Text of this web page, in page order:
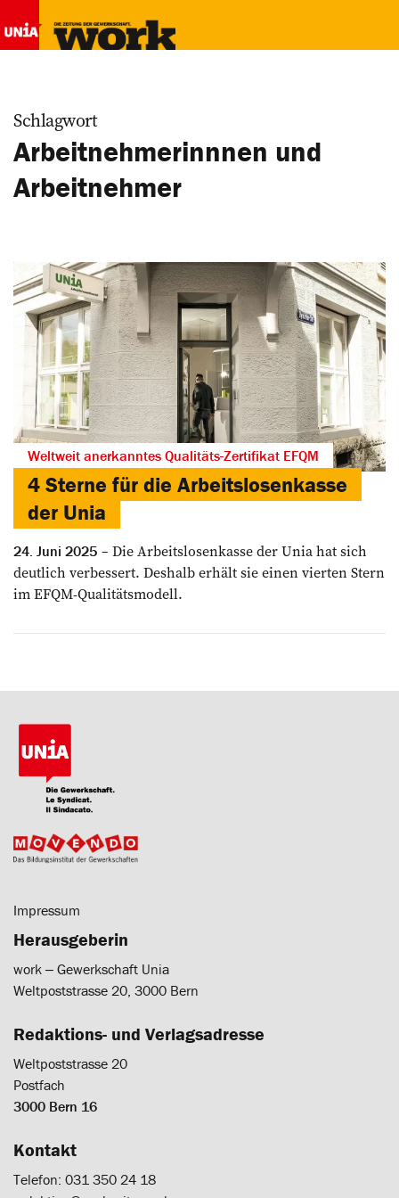
Schlagwort
Arbeitnehmerinnnen und
Arbeitnehmer
Weltweit anerkanntes Qualitäts-Zertifikat EFQM
4 Sterne für die Arbeitslosenkasse
der Unia
24. Juni 2025
Die Arbeitslosenkasse der Unia hat sich
deutlich verbessert. Deshalb erhält sie einen vierten Stern
im EFQM-Qualitätsmodell.
Impressum
Herausgeberin
work ‒ Gewerkschaft Unia
Weltpoststrasse 20, 3000 Bern
Redaktions- und Verlagsadresse
Weltpoststrasse 20
Postfach
3000 Bern 16
Kontakt
Telefon: 031 350 24 18